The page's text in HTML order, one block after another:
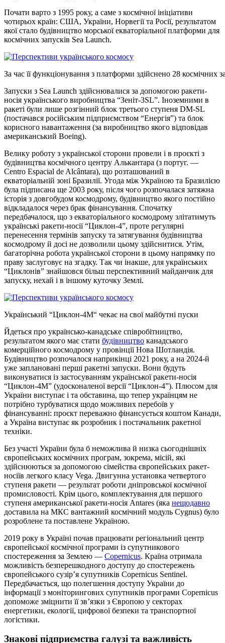
Почати варто з 1995 року, а саме з космічної ініціативи
чотирьох країн: США, України, Норвегії та Росії, результатом
якої стало будівництво морської екваторіальної платформи для
космічних запусків Sea Launch.
За час її функціонування з платформи здійснено 28 космічних
Запуски з Sea Launch здійснювалися за допомогою ракети-
носія українського виробництва “Зеніт-3SL”. Іноземними в
ракеті були лише розгінний блок третього ступеня DM-SL
(постачався російським підприємством “Енергія”) та блок
корисного навантаження (за виробництво якого відповідав
американський Boeing).
Велику роботу з української сторони провели і в проєкті з
будівництва космічного центру Алькантара (з португ. —
Centro Espacial de Alcântara), що розташований в
екваторіальній зоні Бразилії. Угода між Україною та Бразилією
була підписана ще 2003 року, після чого розпочалася затяжна
історія з довгобудом космодрому, будівництво якого постійно
відкладалося через брак фінансування. Спочатку
передбачалося, що з екваторіального космодрому злітатимуть
українські ракети-носії “Циклон-4”, проте регулярні
перенесення термінів запуску та затягування будівництва
космодрому й досі не дозволили цьому здійснитися. Утім,
багаторічна робота української сторони в цьому напрямку по
праву заслуговує на згадку. Так чи інакше, для українських
“Циклонів” знайшовся більш перспективний майданчик для
запуску, нехай і в іншому куточку Землі.
Український “Циклон-4М“ чекає на свої майбутні пуски
Йдеться про українсько-канадське співробітництво,
результатом якого має стати будівництво канадського
комерційного космодрому у провінції Нова Шотландія.
Будівництво розпочалося наприкінці 2021 року, а на 2024-й
уже заплановані перші ракетні запуски. Вони будуть
виконуватися із застосуванням української ракети-носія
“Циклон-4М” (удосконаленої версії “Циклон-4”). Плюсом для
України виступає і та обставина, що тепер українцям не
потрібно турбуватися щодо можливих перебоїв у
фінансуванні: проєкт переважно фінансується коштом Канади,
а Україна виступає як розробник і постачальник ракетної
техніки.
Без участі України була б неможлива й низка сьогоднішніх
європейських космічних програм, зокрема, місій, які
здійснюються за допомогою сімейства європейських ракет-
носіїв легкого класу Vega. Двигунна установка четвертого
ступеня ракети — результат роботи дніпровської космічної
промисловості. Крім цього, комплектування для першого
ступеня американської ракети-носія Antares (яка нещодавно
доставила на МКС вантажний космічний модуль Cygnus) було
розроблене та поставлене Україною.
2019 року в Україні почав працювати регіональний центр
європейської космічної програми із супутникового
спостереження за Землею — Copernicus. Країна отримала
можливість безперешкодного доступу до спостережень
європейського сузір’я супутників Copernicus Sentinel.
Передбачається, що полегшення доступу України до
інформації з моніторингових супутників програми Copernicus
допоможе зміцнити її зв’язки з Європою у секторах
енергетики, екології, цифрової безпеки та транспортної
логістики.
Знакові підприємства галузі та важливість